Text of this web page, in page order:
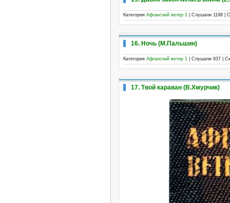
Категория Афганский ветер 1 | Слушали 1198 |
16. Ночь (М.Пальшин)
Категория Афганский ветер 1 | Слушали 937 |
17. Твой караван (В.Хмурчик)